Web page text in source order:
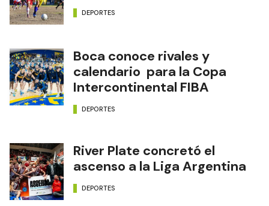
DEPORTES
Boca conoce rivales y
calendario para la Copa
Intercontinental FIBA
DEPORTES
River Plate concretó el
ascenso a la Liga Argentina
DEPORTES